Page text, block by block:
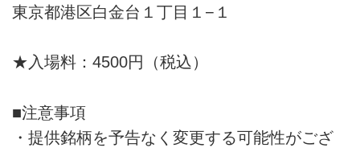
東京都港区白金台１丁目１−１
★入場料：4500円（税込）
■注意事項
・提供銘柄を予告なく変更する可能性がござ